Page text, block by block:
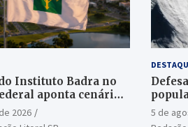
Instituto Badra no
aponta cenário
o Senado
2026
5 de